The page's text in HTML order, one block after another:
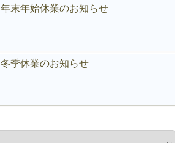
年末年始休業のお知らせ
冬季休業のお知らせ